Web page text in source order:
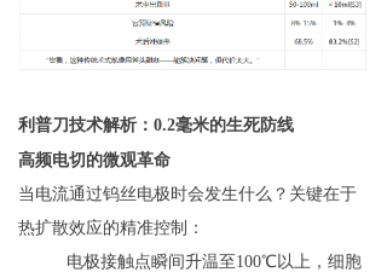
利普刀技术解析：0.2毫米的生死防线
高频电切的微观革命
当电流通过钨丝电极时会发生什么？关键在于
热扩散效应的精准控制：
电极接触点瞬间升温至100℃以上，细胞